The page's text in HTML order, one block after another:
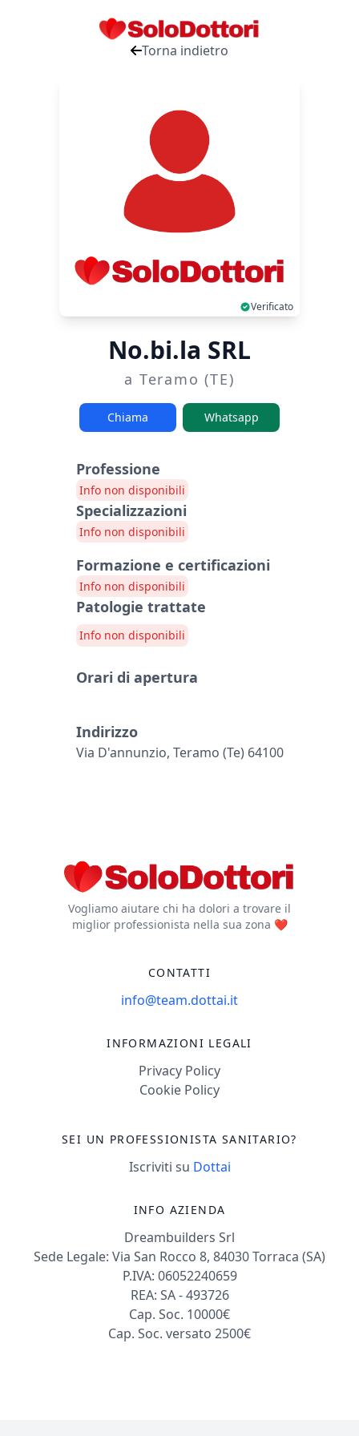
Torna indietro
Verificato
No.bi.la SRL
a Teramo (TE)
Chiama Whatsapp
Professione
Info non disponibili
Specializzazioni
Info non disponibili
Formazione e certificazioni
Info non disponibili
Patologie trattate
Info non disponibili
Orari di apertura
Indirizzo
Via D'annunzio, Teramo (te) 64100
Vogliamo aiutare chi ha dolori a trovare il
miglior professionista nella sua zona ❤️
CONTATTI
info@team.dottai.it
INFORMAZIONI LEGALI
Privacy Policy
Cookie Policy
SEI UN PROFESSIONISTA SANITARIO?
Iscriviti su Dottai
INFO AZIENDA
Dreambuilders Srl
Sede Legale: Via San Rocco 8, 84030 Torraca (SA)
P.IVA: 06052240659
REA: SA - 493726
Cap. Soc. 10000€
Cap. Soc. versato 2500€